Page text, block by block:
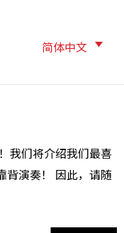
简体中文
我们将介绍我们最喜
背演奏！ 因此，请随